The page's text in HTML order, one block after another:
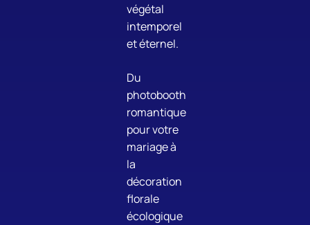
végétal
intemporel
et éternel.
Du
photobooth
romantique
pour votre
mariage à
la
décoration
florale
écologique